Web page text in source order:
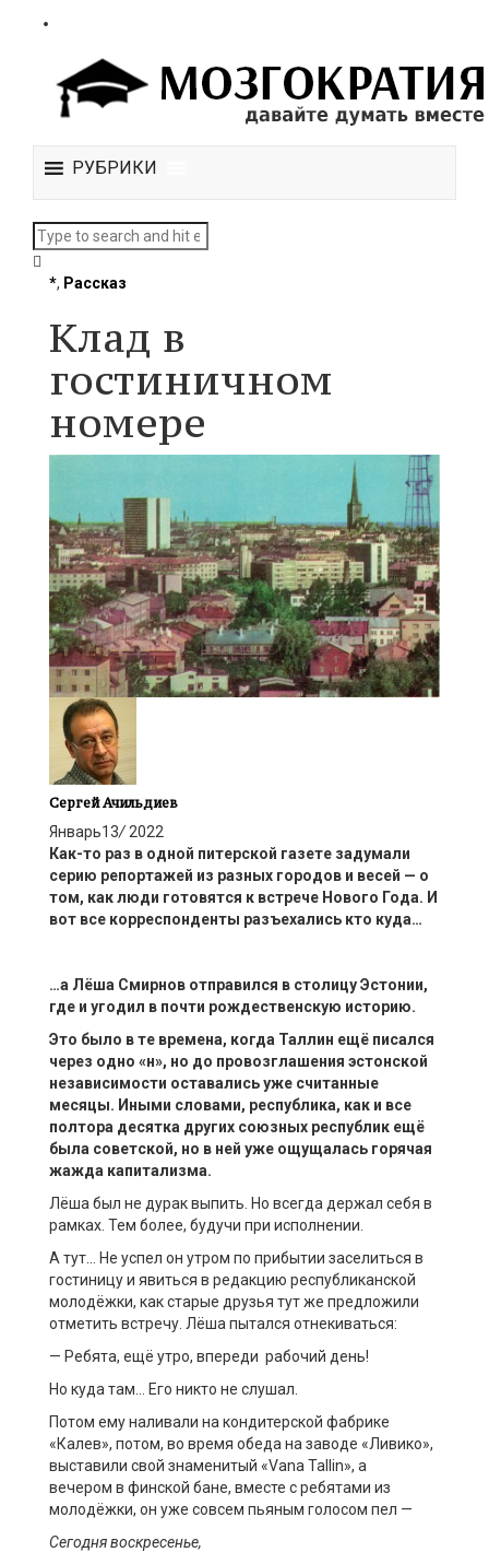
РУБРИКИ
*, Рассказ
Клад в
гостиничном
номере
Сергей Ачильдиев
Январь13/ 2022
Как-то раз в одной питерской газете задумали
серию репортажей из разных городов и весей — о
том, как люди готовятся к встрече Нового Года. И
вот все корреспонденты разъехались кто куда…
…а Лёша Смирнов отправился в столицу Эстонии,
где и угодил в почти рождественскую историю.
Это было в те времена, когда Таллин ещё писался
через одно «н», но до провозглашения эстонской
независимости оставались уже считанные
месяцы. Иными словами, республика, как и все
полтора десятка других союзных республик ещё
была советской, но в ней уже ощущалась горячая
жажда капитализма.
Лёша был не дурак выпить. Но всегда держал себя в
рамках. Тем более, будучи при исполнении.
А тут… Не успел он утром по прибытии заселиться в
гостиницу и явиться в редакцию республиканской
молодёжки, как старые друзья тут же предложили
отметить встречу. Лёша пытался отнекиваться:
— Ребята, ещё утро, впереди рабочий день!
Но куда там… Его никто не слушал.
Потом ему наливали на кондитерской фабрике
«Калев», потом, во время обеда на заводе «Ливико»,
выставили свой знаменитый «Vana Tallin», а
вечером в финской бане, вместе с ребятами из
молодёжки, он уже совсем пьяным голосом пел —
Сегодня воскресенье,